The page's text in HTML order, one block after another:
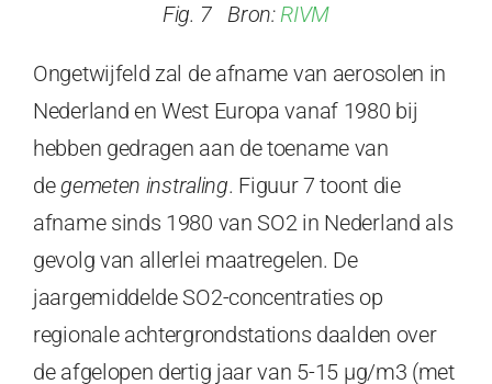
Fig. 7 Bron:RIVM
Ongetwijfeld zal de afname van aerosolen in
Nederland en West Europa vanaf 1980 bij
hebben gedragen aan de toename van
degemeten instraling. Figuur 7 toont die
afname sinds 1980 van SO2 in Nederland als
gevolg van allerlei maatregelen. De
jaargemiddelde SO2-concentraties op
regionale achtergrondstations daalden over
de afgelopen dertig jaar van 5-15 µg/m3 (met